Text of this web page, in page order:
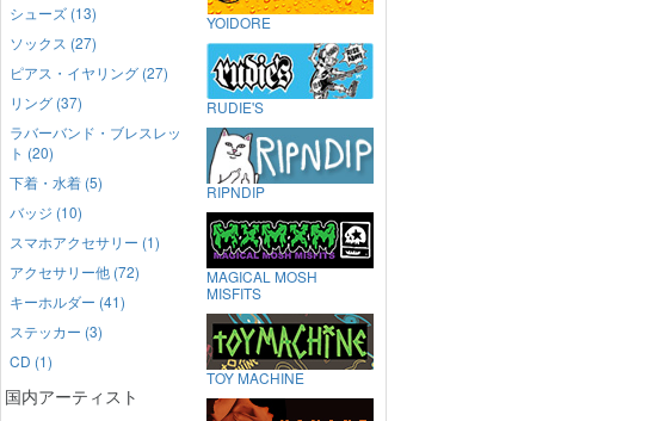
シューズ (13)
ソックス (27)
ピアス・イヤリング (27)
リング (37)
ラバーバンド・ブレスレッ
ト (20)
下着・水着 (5)
バッジ (10)
スマホアクセサリー (1)
アクセサリー他 (72)
キーホルダー (41)
ステッカー (3)
CD (1)
国内アーティスト
YOIDORE
RUDIE'S
RIPNDIP
MAGICAL MOSH
MISFITS
TOY MACHINE